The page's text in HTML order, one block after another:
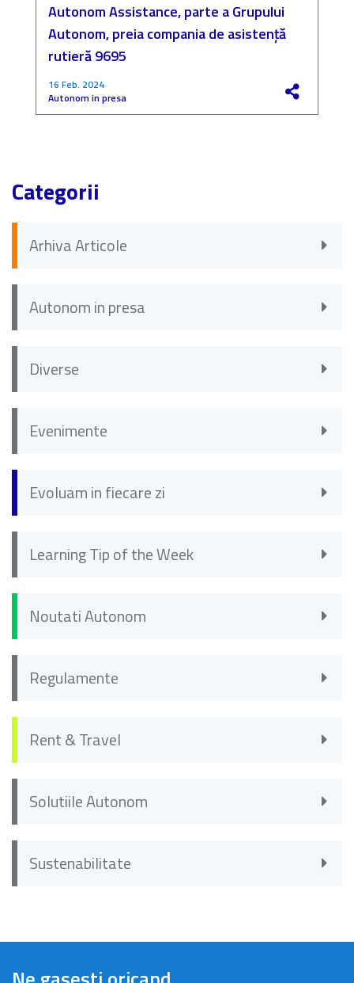
Autonom Assistance, parte a Grupului
Autonom, preia compania de asistență
rutieră 9695
16 Feb. 2024
Autonom in presa
Categorii
Arhiva Articole
Autonom in presa
Diverse
Evenimente
Evoluam in fiecare zi
Learning Tip of the Week
Noutati Autonom
Regulamente
Rent & Travel
Solutiile Autonom
Sustenabilitate